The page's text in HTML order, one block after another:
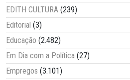
EDITH CULTURA (239)
Editorial (3)
Educação (2.482)
Em Dia com a Política (27)
Empregos (3.101)